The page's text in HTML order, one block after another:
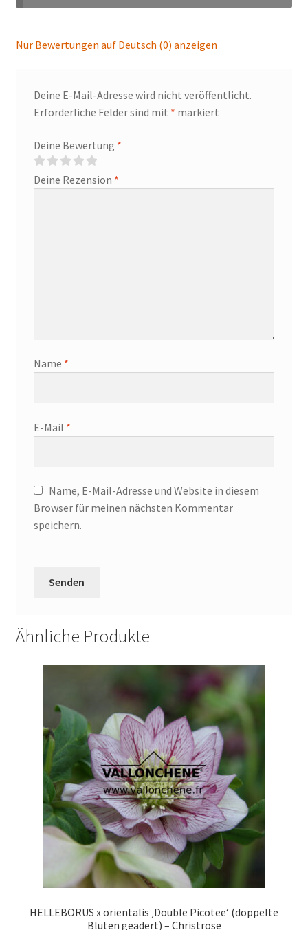
Nur Bewertungen auf Deutsch (0) anzeigen
Deine E-Mail-Adresse wird nicht veröffentlicht.
Erforderliche Felder sind mit * markiert
Deine Bewertung *
Deine Rezension *
Name *
E-Mail *
Name, E-Mail-Adresse und Website in diesem
Browser für meinen nächsten Kommentar
speichern.
Ähnliche Produkte
HELLEBORUS x orientalis ‚Double Picotee‘ (doppelte
Blüten geädert) – Christrose